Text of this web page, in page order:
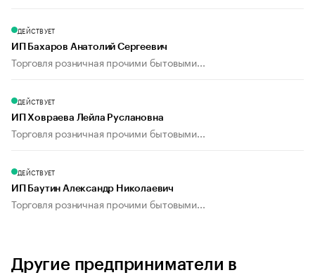
ДЕЙСТВУЕТ
ИП Бахаров Анатолий Сергеевич
Торговля розничная прочими бытовыми...
ДЕЙСТВУЕТ
ИП Ховраева Лейла Руслановна
Торговля розничная прочими бытовыми...
ДЕЙСТВУЕТ
ИП Баутин Александр Николаевич
Торговля розничная прочими бытовыми...
Другие предприниматели в